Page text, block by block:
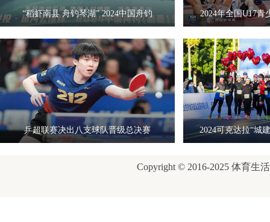
“稻虾南县 舟钓琴湖” 2024中国舟钓 2024年全国U17青
乒超联赛决出八支球队晋级总决赛 2024可克达拉“城
Copyright © 2016-2025 体育生